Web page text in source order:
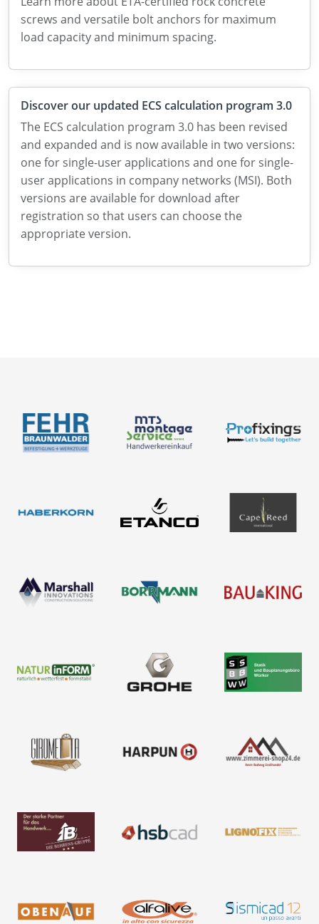
screws and versatile bolt anchors for maximum
load capacity and minimum spacing.
Discover our updated ECS calculation program 3.0
The ECS calculation program 3.0 has been revised
and expanded and is now available in two versions:
one for single-user applications and one for single-
user applications in company networks (MSI). Both
versions are available for download after
registration so that users can choose the
appropriate version.